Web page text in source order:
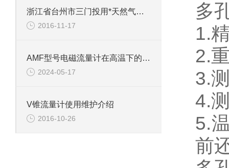
浙江省台州市三门投用*天然气加气站
2016-11-17
AMF型号电磁流量计在高温下的性能
2024-05-17
V锥流量计使用维护介绍
2016-10-26
多
1.
2.
3.
4.
5.
前